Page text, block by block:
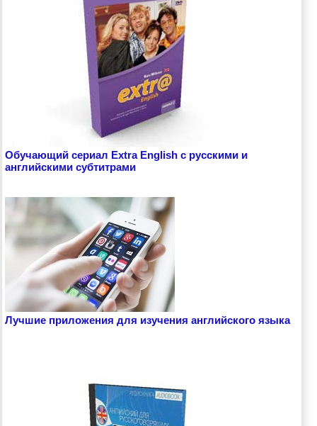
Обучающий сериал Extra English с русскими и
английскими субтитрами
Лучшие приложения для изучения английского языка